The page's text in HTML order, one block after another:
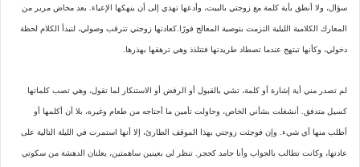
سؤال، ولا أنطق بأية كلمة مع زوجتي بالبيت، وأدعها تهذي إلى أن ينهكها الإعياء. بعد مخاض مرير من
المعارك الكلامية الليلية التزمت بتوصية المعالج فورًا.كعادتها زوجتي تترقب وصولي، لتبدأ الكلام لحظة
دخولي، وكأنها تبتهج عندما تصطاد طريدتها فتتلذذ وهي ترهقها بهذرها.
لم تصدر مني أية إشارة أو كلمة، تشي بالقبول أو الرفض أو الاستنكار لما تقول، وهي تصب كلماتها
كسيل متدفق. أنشغلت بشأني الخاص، وحاولت تأمين ما أحتاجه من طعام وغيره، بلا أن أكلمها أو
أطلب منها أي شيء. وإن فوجئت زوجتي بهذا الموقف الطارئ، إلا أنها استمرت في الليلة التالية على
عادتها، وكانت تطالب بالجواب وأنا جامد كحجر. تنظر لي بعينين ساهمتين، يعلنان الدهشة من سكوتي